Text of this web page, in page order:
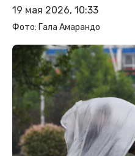
19 мая 2026, 10:33
Фото: Гала Амарандо